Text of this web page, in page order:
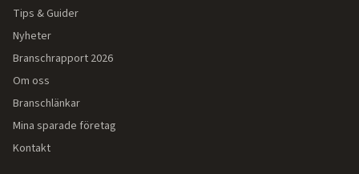
Tips & Guider
Nyheter
Branschrapport 2026
Om oss
Branschlänkar
Mina sparade företag
Kontakt